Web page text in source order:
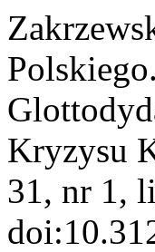
Kryzysu
31, nr 1,